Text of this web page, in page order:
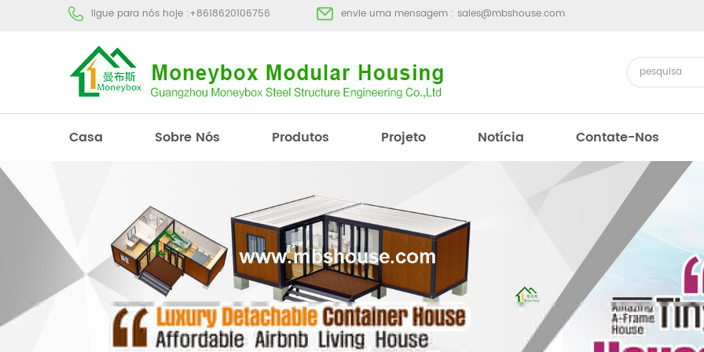
ligue para nós hoje :+8618620106756 envie uma mensagem : sales@mbshouse.com
Casa Sobre Nós Produtos Projeto Notícia Contate-Nos